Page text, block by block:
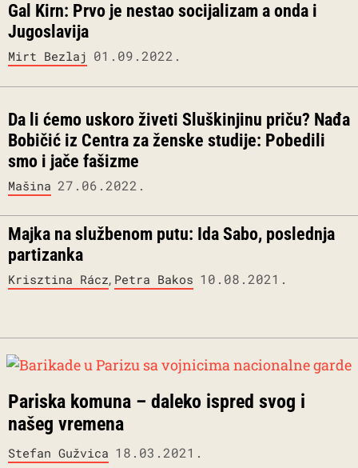
Gal Kirn: Prvo je nestao socijalizam a onda i
Jugoslavija
Mirt Bezlaj 01.09.2022.
Da li ćemo uskoro živeti Sluškinjinu priču? Nađa
Bobičić iz Centra za ženske studije: Pobedili
smo i jače fašizme
Mašina 27.06.2022.
Majka na službenom putu: Ida Sabo, poslednja
partizanka
Krisztina Rácz, Petra Bakos 10.08.2021.
Pariska komuna – daleko ispred svog i
našeg vremena
Stefan Gužvica 18.03.2021.